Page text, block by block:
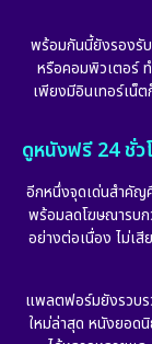
พร้อมกันนี้ยังรองรั
หรือคอมพิวเตอร์
เพียงมีอินเทอร์เน็
ดูหนังฟรี 24 ชั่ว
อีกหนึ่งจุดเด่นสำคัญ
พร้อมลดโฆษณารบก
อย่างต่อเนื่อง ไม่เสี
แพลตฟอร์มยังรวบร
ใหม่ล่าสุด หนังยอด